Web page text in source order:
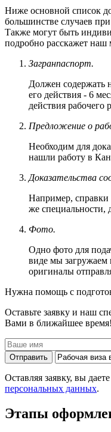
Ниже основной список
большинстве случаев
Также могут быть
подробно расскажет наш
Загранпаспорт.
Должен содержать
его действия - 6
действия рабочего
Предложение о
Необходим для
нашли работу в
Доказательства
Например, справки
же специальности,
Фото.
Одно фото для
виде мы загружаем
оригиналы
Нужна помощь с
Оставьте заявку и наш
Вами в ближайшее время!
Отправить
Оставляя заявку, вы даете
персональных данных.
Этапы